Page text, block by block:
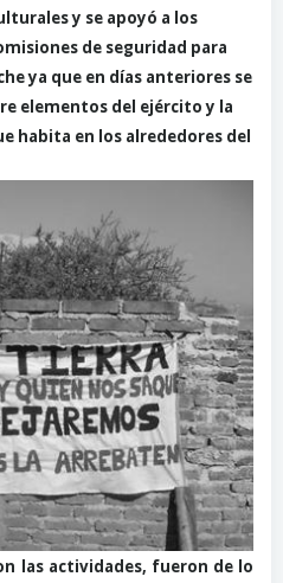
y se apoyó a los
de seguridad para
ya que en días anteriores se
elementos del ejército y la
habita en los alrededores del
las actividades, fueron de lo